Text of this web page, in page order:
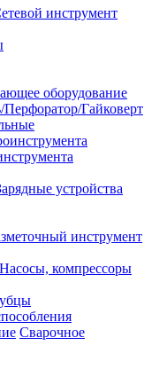
инструмент
оборудование
Гайковерт
устройства
инструмент
Насосы, компрессоры
Сварочное